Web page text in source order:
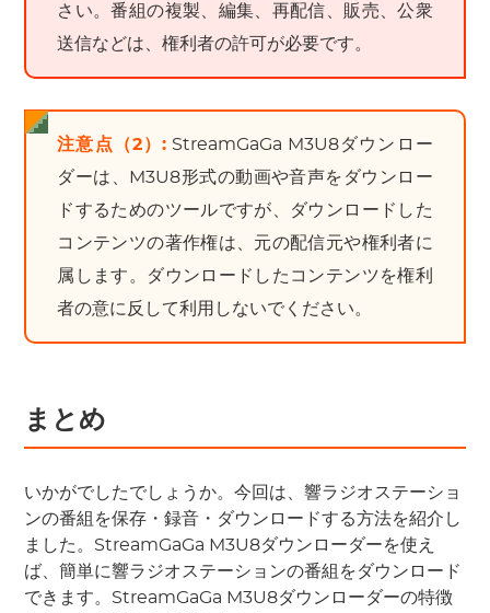
さい。番組の複製、編集、再配信、販売、公衆
送信などは、権利者の許可が必要です。
注意点（2）:StreamGaGa M3U8ダウンロー
ダーは、M3U8形式の動画や音声をダウンロー
ドするためのツールですが、ダウンロードした
コンテンツの著作権は、元の配信元や権利者に
属します。ダウンロードしたコンテンツを権利
者の意に反して利用しないでください。
まとめ
いかがでしたでしょうか。今回は、響ラジオステーショ
ンの番組を保存・録音・ダウンロードする方法を紹介し
ました。StreamGaGa M3U8ダウンローダーを使え
ば、簡単に響ラジオステーションの番組をダウンロード
できます。StreamGaGa M3U8ダウンローダーの特徴